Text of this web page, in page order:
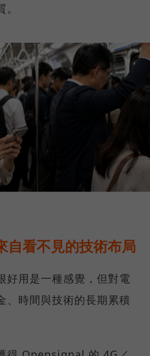
自看不見的技術布局
好用是一種感覺，但對電
、時間與技術的長期累積